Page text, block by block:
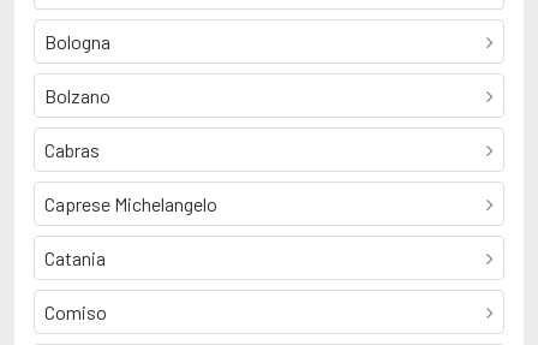
Bologna
Bolzano
Cabras
Caprese Michelangelo
Catania
Comiso